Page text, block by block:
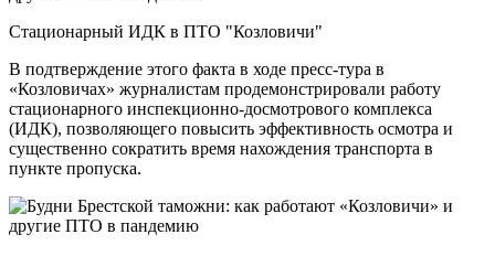
Стационарный ИДК в ПТО "Козловичи"
В подтверждение этого факта в ходе пресс-тура в
«Козловичах» журналистам продемонстрировали работу
стационарного инспекционно-досмотрового комплекса
(ИДК), позволяющего повысить эффективность осмотра и
существенно сократить время нахождения транспорта в
пункте пропуска.